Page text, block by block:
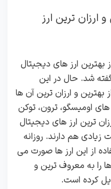
و ارزان ترین ارز
ارز های دیجیتال
میلادی گفته شد. حال در این
4 مورد از بهترین و ارزان ترین آن ها
اومیسگو، ترون، توکن
ترین ارز های دیجیتال
هم دارند. روزانه
از این ارز ها صورت می
را به معروف ترین و
کرده است.